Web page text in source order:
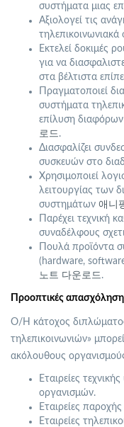
συστήματα μιας
Αξιολογεί τις
Εκτελεί δοκιμές
για να
στα βέλτιστα
Πραγματοποιεί
συστήματα
επίλυση
로드 .
Διασφαλίζει
συσκευών στο
Χρησιμοποιεί
λειτουργίας των
συστημάτων 애니
Παρέχει τεχνική
συναδέλφους
Πουλά προϊόντα
(hardware,
노트 다운로드 .
Προοπτικές
Ο/Η κάτοχος διπλώματος
τηλεπικοινωνιών»
ακόλουθους
Εταιρείες
οργανισμών.
Εταιρείες
Εταιρείες